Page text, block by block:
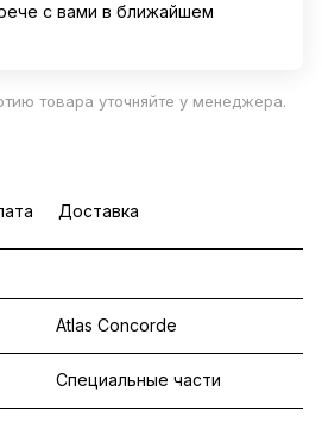
с вами в ближайшем
товара уточняйте у менеджера.
Доставка
Atlas Concorde
Специальные части